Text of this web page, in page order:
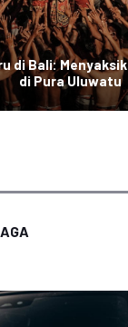
di Bali:
di Pura Uluwatu